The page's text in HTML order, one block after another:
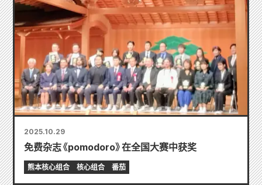
2025.10.29
免费杂志《pomodoro》在全国大赛中获奖
熊本核心组合 核心组合 番茄